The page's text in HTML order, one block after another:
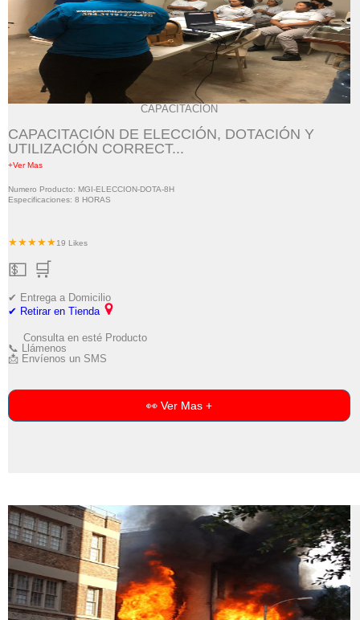
CAPACITACIÓN
CAPACITACIÓN DE ELECCIÓN, DOTACIÓN Y
UTILIZACIÓN CORRECT...
+Ver Mas
Numero Producto: MGI-ELECCION-DOTA-8H
Especificaciones: 8 HORAS
★★★★★19 Likes
💵 🛒
✔ Entrega a Domicilio
✔ Retirar en Tienda
Consulta en esté Producto
📞 Llámenos
📩 Envíenos un SMS
👀 Ver Mas +